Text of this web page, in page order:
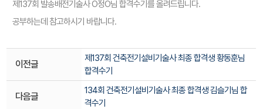
제137회 발송배전기술사 O정O님 합격수기를 올려드립니다.
공부하는데 참고하시기 바랍니다.
이전글
제137회 건축전기설비기술사 최종 합격생 황동훈님
합격수기
다음글
134회 건축전기설비기술사 최종 합격생 김슬기님 합
격수기